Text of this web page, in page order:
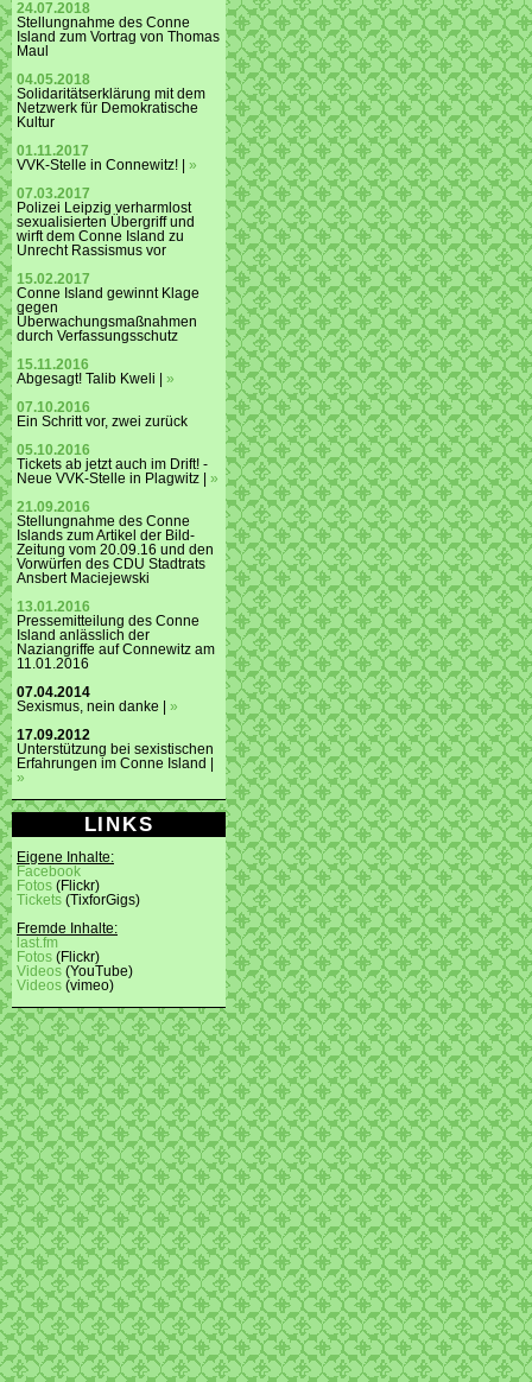
24.07.2018
Stellungnahme des Conne
Island zum Vortrag von Thomas
Maul
04.05.2018
Solidaritätserklärung mit dem
Netzwerk für Demokratische
Kultur
01.11.2017
VVK-Stelle in Connewitz! | »
07.03.2017
Polizei Leipzig verharmlost
sexualisierten Übergriff und
wirft dem Conne Island zu
Unrecht Rassismus vor
15.02.2017
Conne Island gewinnt Klage
gegen
Überwachungsmaßnahmen
durch Verfassungsschutz
15.11.2016
Abgesagt! Talib Kweli | »
07.10.2016
Ein Schritt vor, zwei zurück
05.10.2016
Tickets ab jetzt auch im Drift! -
Neue VVK-Stelle in Plagwitz | »
21.09.2016
Stellungnahme des Conne
Islands zum Artikel der Bild-
Zeitung vom 20.09.16 und den
Vorwürfen des CDU Stadtrats
Ansbert Maciejewski
13.01.2016
Pressemitteilung des Conne
Island anlässlich der
Naziangriffe auf Connewitz am
11.01.2016
07.04.2014
Sexismus, nein danke | »
17.09.2012
Unterstützung bei sexistischen
Erfahrungen im Conne Island |
»
LINKS
Eigene Inhalte:
Facebook
Fotos (Flickr)
Tickets (TixforGigs)
Fremde Inhalte:
last.fm
Fotos (Flickr)
Videos (YouTube)
Videos (vimeo)